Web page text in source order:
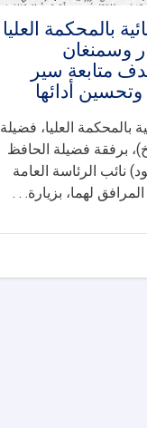
بالمحكمة العليا
وسمنغان
متابعة سير
أدائها
بالمحكمة العليا، فضيلة
برفقة فضيلة الحافظ
نائب الرئاسة العامة
لهما، بزيارة. . .